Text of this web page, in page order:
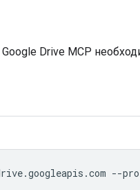
Google Drive MCP
--